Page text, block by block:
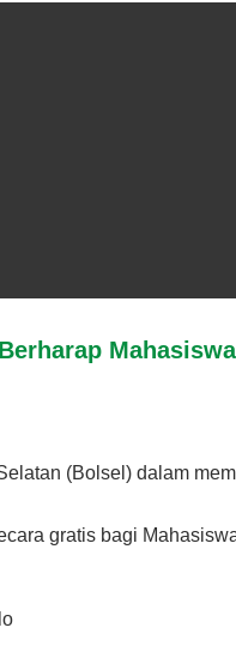
(Bolsel) dalam
gratis bagi